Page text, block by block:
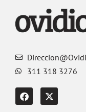
311 318 3276